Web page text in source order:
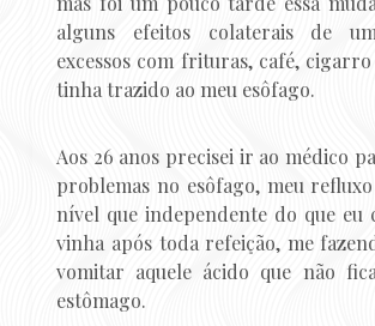
alguns efeitos colaterais de
excessos com frituras, café, cigarro
tinha trazido ao meu esôfago.
Aos 26 anos precisei ir ao médico
problemas no esôfago, meu
nível que independente do que eu
vinha após toda refeição, me
vomitar aquele ácido que não
estômago.